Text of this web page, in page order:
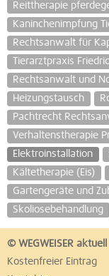
Reittherapie
Kaninchenimpfung
Rechtsanwalt für
Tierarztpraxis
Rechtsanwalt und
Heizungstausch
Pachtrecht
Verhaltenstherapie
Elektroinstallation
Kältetherapie (Eis)
Gartengeräte und
Skoliosebehandlung
© WEGWEISER aktuell
Kostenfreier Eintrag